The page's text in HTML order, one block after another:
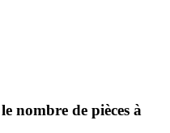
nombre de pièces à